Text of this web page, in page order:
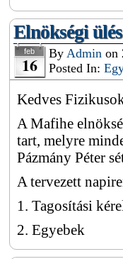
Elnökségi ülés
feb
16 ByAdmin on
Posted In:
Kedves
A Mafihe
tart, melyre
Pázmány Péter
A tervezett
1. Tagosítási
2. Egyebek